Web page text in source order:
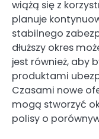
wiążą się z
planuje
stabilnego
dłuższy okres
jest również, aby
produktami
Czasami nowe
mogą stworzyć
polisy o